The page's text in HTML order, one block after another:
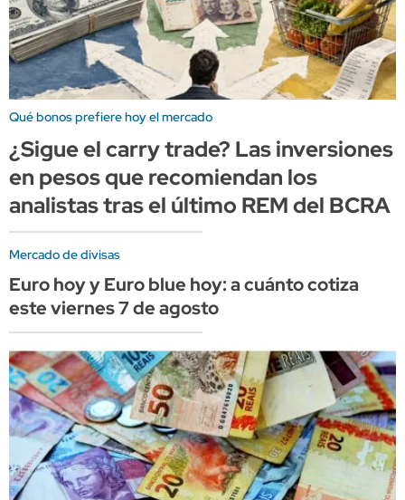
Qué bonos prefiere hoy el mercado
¿Sigue el carry trade? Las inversiones
en pesos que recomiendan los
analistas tras el último REM del BCRA
Mercado de divisas
Euro hoy y Euro blue hoy: a cuánto cotiza
este viernes 7 de agosto